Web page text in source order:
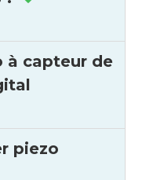
à capteur de
piezo